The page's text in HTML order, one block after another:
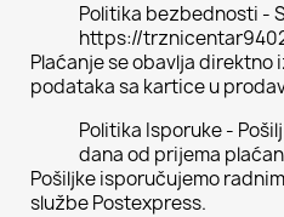
Politika bezbednosti -
https://
Plaćanje se obavlja direktno
podataka sa kartice u
Politika Isporuke -
dana od prijema
Pošiljke isporučujemo
službe Postexpress.